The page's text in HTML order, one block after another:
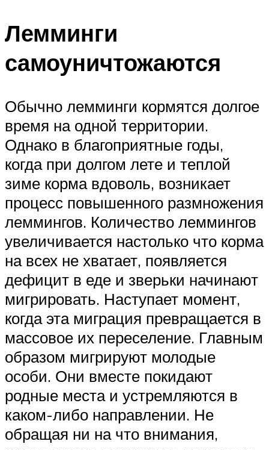
Лемминги
самоуничтожаются
Обычно лемминги кормятся долгое
время на одной территории.
Однако в благоприятные годы,
когда при долгом лете и теплой
зиме корма вдоволь, возникает
процесс повышенного размножения
леммингов. Количество леммингов
увеличивается настолько что корма
на всех не хватает, появляется
дефицит в еде и зверьки начинают
мигрировать. Наступает момент,
когда эта миграция превращается в
массовое их переселение. Главным
образом мигрируют молодые
особи. Они вместе покидают
родные места и устремляются в
каком-либо направлении. Не
обращая ни на что внимания,